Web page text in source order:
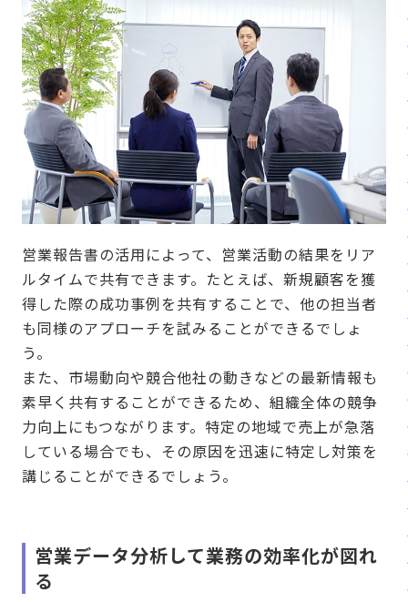
営業報告書の活用によって、営業活動の結果をリア
ルタイムで共有できます。たとえば、新規顧客を獲
得した際の成功事例を共有することで、他の担当者
も同様のアプローチを試みることができるでしょ
う。
また、市場動向や競合他社の動きなどの最新情報も
素早く共有することができるため、組織全体の競争
力向上にもつながります。特定の地域で売上が急落
している場合でも、その原因を迅速に特定し対策を
講じることができるでしょう。
営業データ分析して業務の効率化が図れ
る